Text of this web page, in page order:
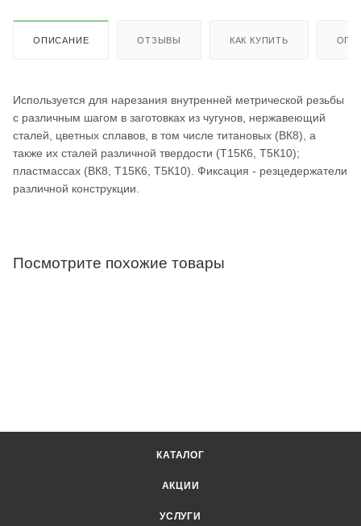
ОПИСАНИЕ ОТЗЫВЫ КАК КУПИТЬ
Используется для нарезания внутренней метрической резьбы
с различным шагом в заготовках из чугунов, нержавеющий
сталей, цветных сплавов, в том числе титановых (ВК8), а
также их сталей различной твердости (Т15К6, Т5К10);
пластмассах (ВК8, Т15К6, Т5К10). Фиксация - резцедержатели
различной конструкции.
Посмотрите похожие товары
КАТАЛОГ
АКЦИИ
УСЛУГИ